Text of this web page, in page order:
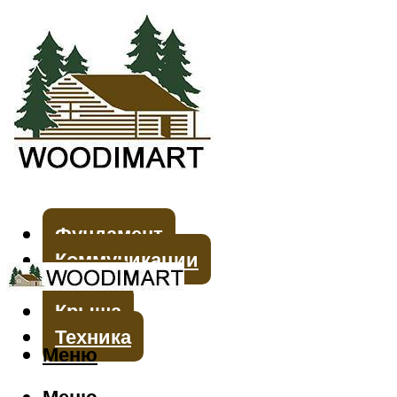
Фундамент
Коммуникации
Стены
Крыша
Техника
Меню